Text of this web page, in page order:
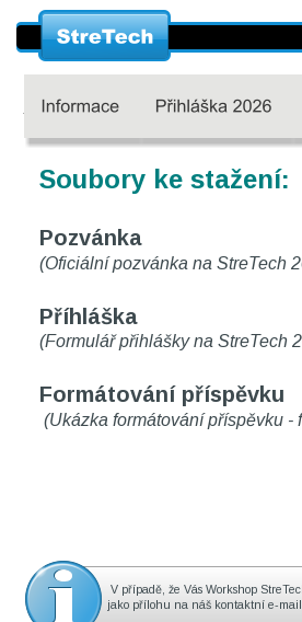
Soubory ke stažení:
Pozvánka
(Oficiální pozvánka na StreTech
Příhláška
(Formulář přihlášky na StreTech
Formátování příspěvku
(Ukázka formátování příspěvku -
V případě, že Vás Workshop
jako přílohu na náš kontaktní e-